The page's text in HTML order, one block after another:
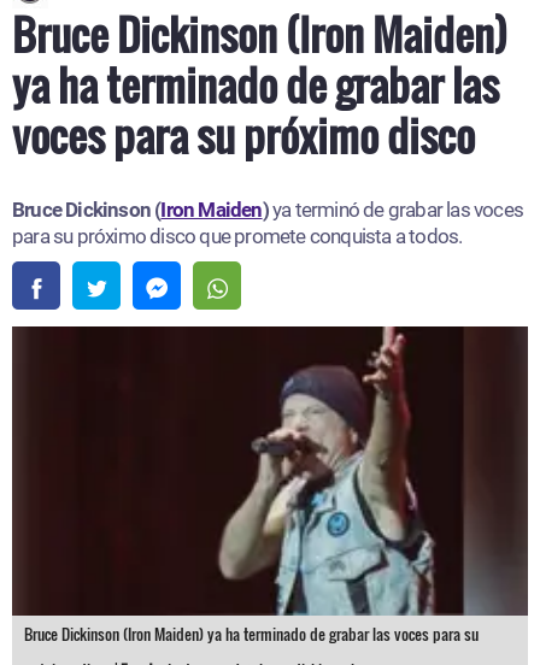
Bruce Dickinson (Iron Maiden)
ya ha terminado de grabar las
voces para su próximo disco
Bruce Dickinson (Iron Maiden)ya terminó de grabar las voces
para su próximo disco que promete conquista a todos.
Bruce Dickinson (Iron Maiden) ya ha terminado de grabar las voces para su